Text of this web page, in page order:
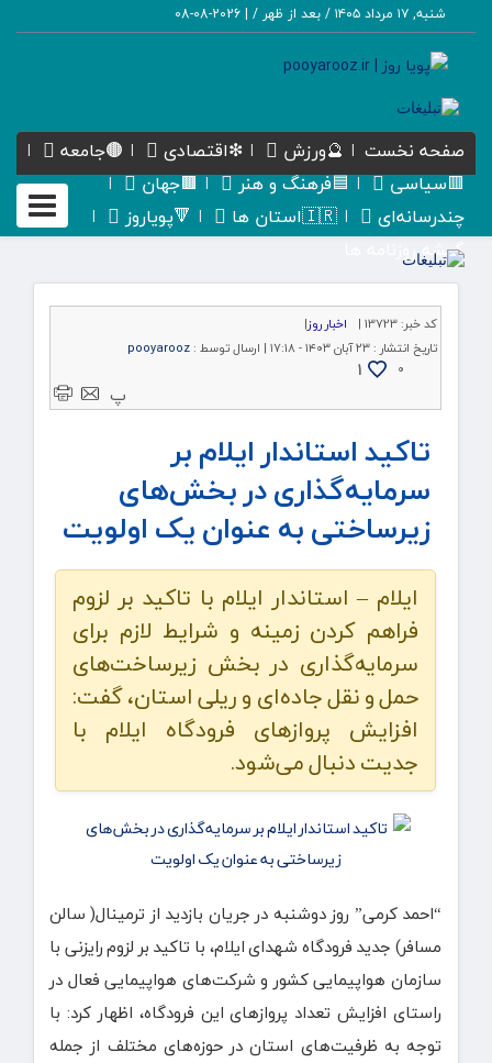
شنبه, ۱۷ مرداد ۱۴۰۵ / بعد از ظهر / |
2026-08-08
صفحه نخست 🔮ورزش ❇اقتصادی
🟤جامعه
🟥سیاسی
🟦فرهنگ و هنر
🟫جهان
چندرسانه‌ای
🇮🇷استان ها
🔻پویاروز
گیشه روزنامه ها
کد خبر: 13723 | اخبار روز|
تاریخ انتشار : ۲۳ آبان ۱۴۰۳ - ۱۷:۱۸ | ارسال توسط : pooyarooz
۰
1
پ
تاکید استاندار ایلام بر
سرمایه‌گذاری در بخش‌های
زیرساختی به عنوان یک اولویت
ایلام – استاندار ایلام با تاکید بر لزوم
فراهم کردن زمینه و شرایط لازم برای
سرمایه‌گذاری در بخش زیرساخت‌های
حمل و نقل جاده‌ای و ریلی استان، گفت:
افزایش پروازهای فرودگاه ایلام با
جدیت دنبال می‌شود.
“احمد کرمی” روز دوشنبه در جریان بازدید از ترمینال( سالن
مسافر) جدید فرودگاه شهدای ایلام، با تاکید بر لزوم رایزنی با
سازمان هواپیمایی کشور و شرکت‌های هواپیمایی فعال در
راستای افزایش تعداد پروازهای این فرودگاه، اظهار کرد: با
توجه به ظرفیت‌های استان در حوزه‌های مختلف از جمله